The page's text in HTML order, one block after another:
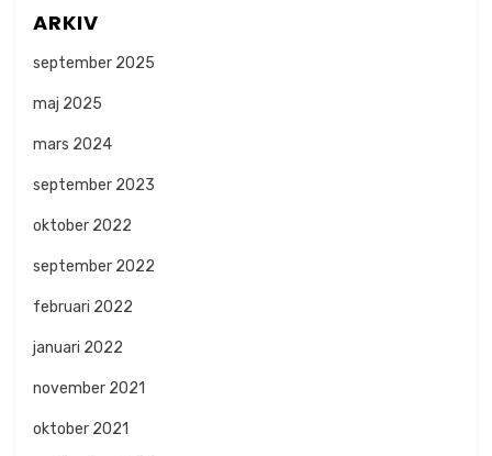
ARKIV
september 2025
maj 2025
mars 2024
september 2023
oktober 2022
september 2022
februari 2022
januari 2022
november 2021
oktober 2021